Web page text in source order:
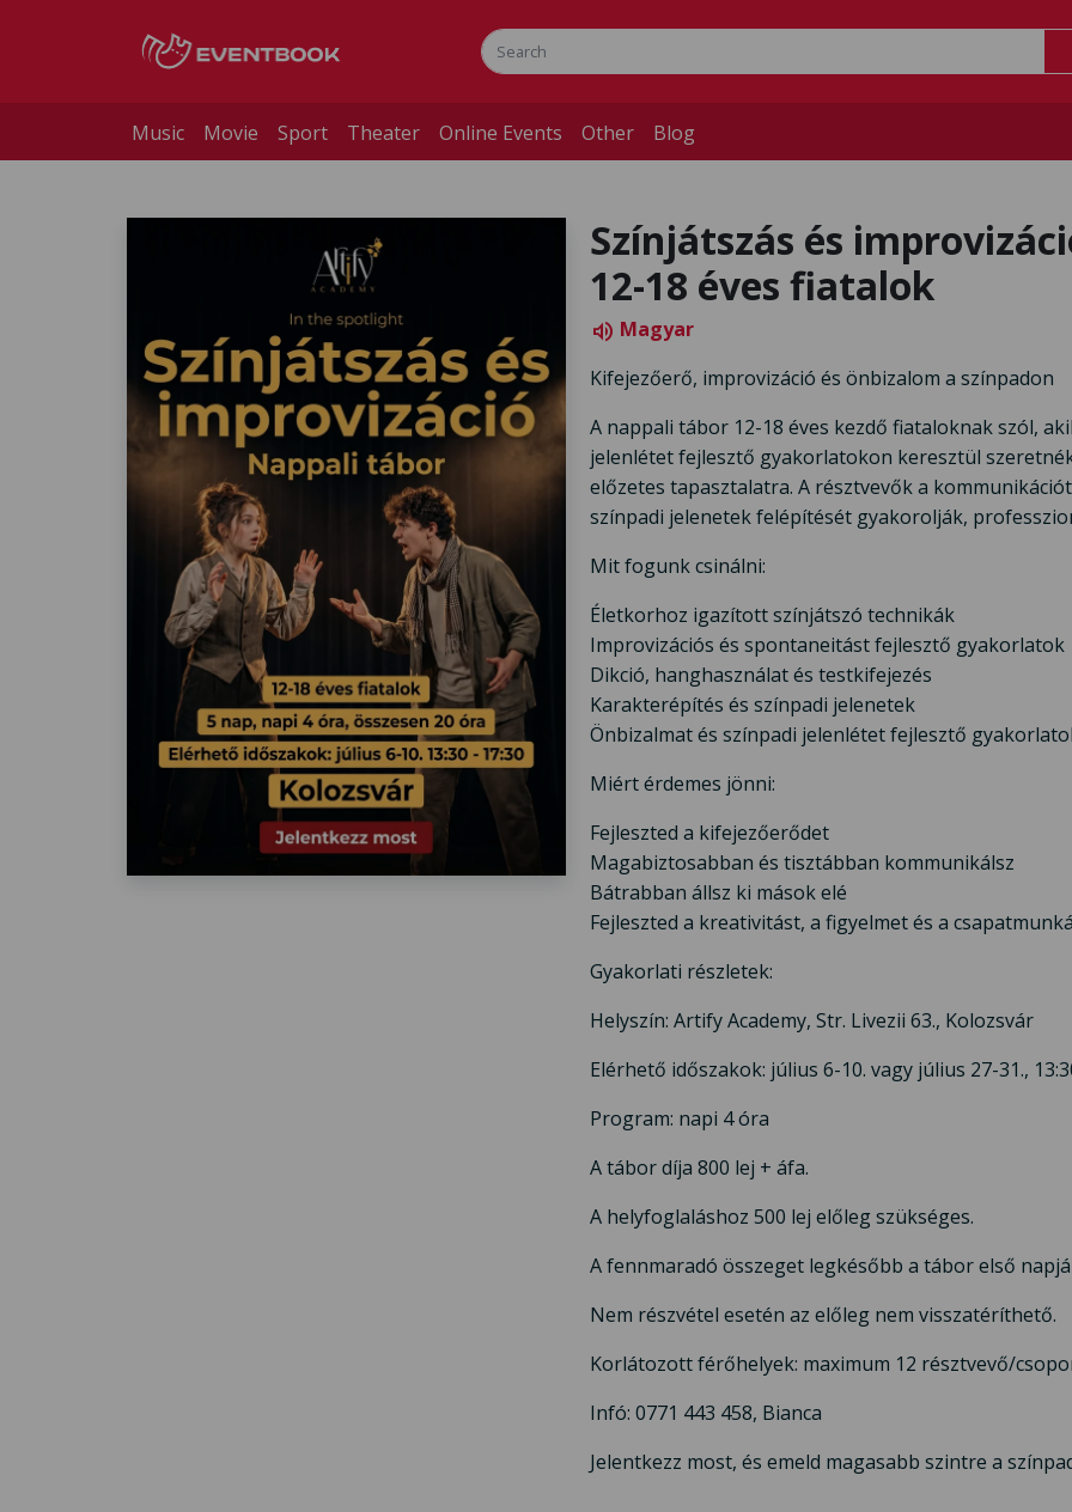
Music Movie Sport Theater Online Events Other Blog
Színjátszás és
12-18 éves fiatalok
volume_up Magyar
Kifejezőerő, improvizáció és önbizalom a színpadon
A nappali tábor 12-18 éves kezdő fiataloknak szól,
jelenlétet fejlesztő gyakorlatokon keresztül
előzetes tapasztalatra. A résztvevők a
színpadi jelenetek felépítését gyakorolják,
Mit fogunk csinálni:
Életkorhoz igazított színjátszó technikák
Improvizációs és spontaneitást fejlesztő gyakorlatok
Dikció, hanghasználat és testkifejezés
Karakterépítés és színpadi jelenetek
Önbizalmat és színpadi jelenlétet fejlesztő
Miért érdemes jönni:
Fejleszted a kifejezőerődet
Magabiztosabban és tisztábban kommunikálsz
Bátrabban állsz ki mások elé
Fejleszted a kreativitást, a figyelmet és a
Gyakorlati részletek:
Helyszín: Artify Academy, Str. Livezii 63., Kolozsvár
Elérhető időszakok: július 6-10. vagy július 27-31.,
Program: napi 4 óra
A tábor díja 800 lej + áfa.
A helyfoglaláshoz 500 lej előleg szükséges.
A fennmaradó összeget legkésőbb a tábor első
Nem részvétel esetén az előleg nem visszatéríthető.
Korlátozott férőhelyek: maximum 12 résztvevő/
Infó: 0771 443 458, Bianca
Jelentkezz most, és emeld magasabb szintre a